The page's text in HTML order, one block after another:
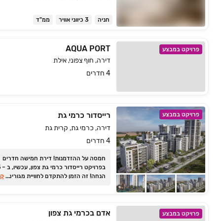
חניה 3 כיווני אוויר ממ"ד
פרויקט במבצע AQUA PORT
דירה, חוף צפוני, אילת
4 חדרים
פרויקט במבצע רייסדור כרמי גת
דירה, כרמי גת, קרית גת
4 חדרים
חמסה על ההזדמנות! דירת חמישה חדרים
הנחה! זה הזמן להתקדם לחוויית מגורים
...
פרויקט במבצע אדם בכרמי גת צפון